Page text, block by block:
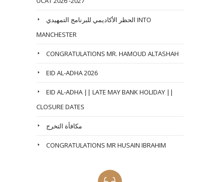
الحظر الأكاديمي للبرنامج التمهيدي INTO
MANCHESTER
CONGRATULATIONS MR. HAMOUD ALTASHAH
EID AL-ADHA 2026
EID AL-ADHA || LATE MAY BANK HOLIDAY ||
CLOSURE DATES
مكافأة التخرج
CONGRATULATIONS MR HUSAIN IBRAHIM